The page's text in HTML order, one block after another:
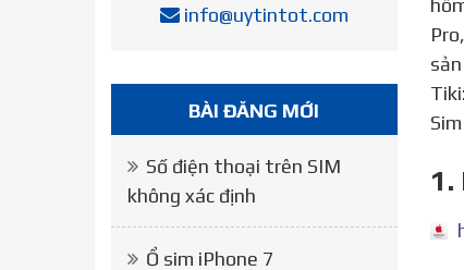
info@uytintot.com
BÀI ĐĂNG MỚI
Số điện thoại trên SIM
không xác định
Ổ sim iPhone 7